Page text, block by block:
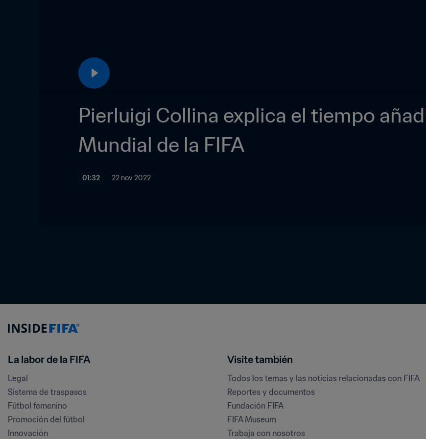
Pierluigi Collina explica el tiempo
Mundial de la FIFA
01:32 22 nov 2022
La labor de la FIFA
Legal
Sistema de traspasos
Fútbol femenino
Promoción del fútbol
Innovación
Visite también
Todos los temas y las noticias relacionadas con FIFA
Reportes y documentos
Fundación FIFA
FIFA Museum
Trabaja con nosotros